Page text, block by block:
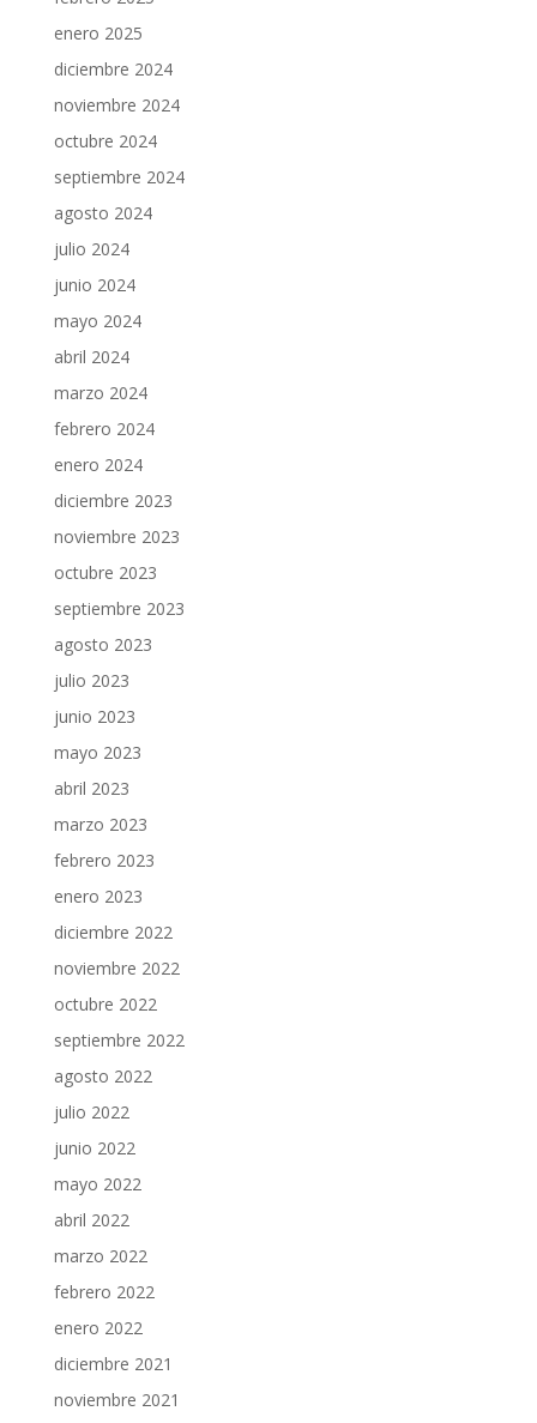
enero 2025
diciembre 2024
noviembre 2024
octubre 2024
septiembre 2024
agosto 2024
julio 2024
junio 2024
mayo 2024
abril 2024
marzo 2024
febrero 2024
enero 2024
diciembre 2023
noviembre 2023
octubre 2023
septiembre 2023
agosto 2023
julio 2023
junio 2023
mayo 2023
abril 2023
marzo 2023
febrero 2023
enero 2023
diciembre 2022
noviembre 2022
octubre 2022
septiembre 2022
agosto 2022
julio 2022
junio 2022
mayo 2022
abril 2022
marzo 2022
febrero 2022
enero 2022
diciembre 2021
noviembre 2021